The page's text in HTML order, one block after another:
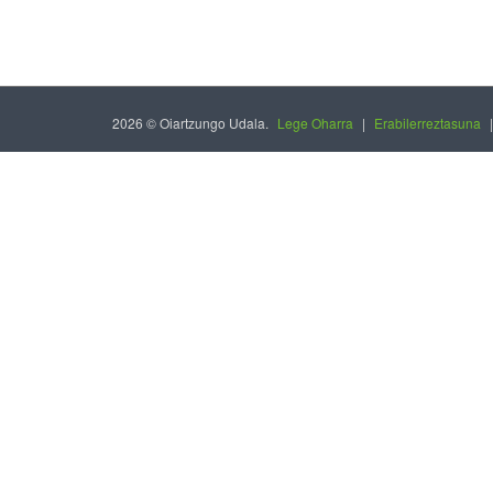
2026 © Oiartzungo Udala. Lege Oharra | Erabilerreztasuna |